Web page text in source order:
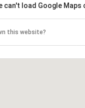
can't load Google Maps
this website?